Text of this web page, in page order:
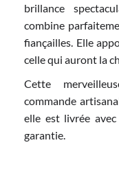
brillance
combine
fiançailles. Elle
celle qui auront la
Cette
commande
elle est livrée
garantie.